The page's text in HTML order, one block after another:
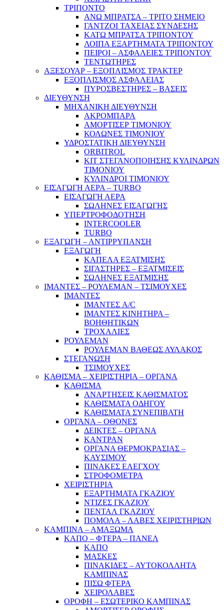
ΤΡΙΠΟΝΤΟ
ΑΝΩ ΜΠΡΑΤΣΑ – ΤΡΙΤΟ ΣΗΜΕΙΟ
ΓΑΝΤΖΟΙ ΤΑΧΕΙΑΣ ΣΥΝΔΕΣΗΣ
ΚΑΤΩ ΜΠΡΑΤΣΑ ΤΡΙΠΟΝΤΟΥ
ΛΟΙΠΑ ΕΞΑΡΤΗΜΑΤΑ ΤΡΙΠΟΝΤΟΥ
ΠΕΙΡΟΙ – ΑΣΦΑΛΕΙΕΣ ΤΡΙΠΟΝΤΟΥ
ΤΕΝΤΩΤΗΡΕΣ
ΑΞΕΣΟΥΑΡ – ΕΞΟΠΛΙΣΜΟΣ ΤΡΑΚΤΕΡ
ΕΞΟΠΛΙΣΜΟΣ ΑΣΦΑΛΕΙΑΣ
ΠΥΡΟΣΒΕΣΤΗΡΕΣ – ΒΑΣΕΙΣ
ΔΙΕΥΘΥΝΣΗ
ΜΗΧΑΝΙΚΗ ΔΙΕΥΘΥΝΣΗ
ΑΚΡΟΜΠΑΡΑ
ΑΜΟΡΤΙΣΕΡ ΤΙΜΟΝΙΟΥ
ΚΟΛΩΝΕΣ ΤΙΜΟΝΙΟΥ
ΥΔΡΟΣΤΑΤΙΚΗ ΔΙΕΥΘΥΝΣΗ
ORBITROL
ΚΙΤ ΣΤΕΓΑΝΟΠΟΙΗΣΗΣ ΚΥΛΙΝΔΡΩΝ
ΤΙΜΟΝΙΟΥ
ΚΥΛΙΝΔΡΟΙ ΤΙΜΟΝΙΟΥ
ΕΙΣΑΓΩΓΗ ΑΕΡΑ – TURBO
ΕΙΣΑΓΩΓΗ ΑΕΡΑ
ΣΩΛΗΝΕΣ ΕΙΣΑΓΩΓΗΣ
ΥΠΕΡΤΡΟΦΟΔΟΤΗΣΗ
INTERCOOLER
TURBO
ΕΞΑΓΩΓΗ – ΑΝΤΙΡΡΥΠΑΝΣΗ
ΕΞΑΓΩΓΗ
ΚΑΠΕΛΑ ΕΞΑΤΜΙΣΗΣ
ΣΙΓΑΣΤΗΡΕΣ – ΕΞΑΤΜΙΣΕΙΣ
ΣΩΛΗΝΕΣ ΕΞΑΤΜΙΣΗΣ
ΙΜΑΝΤΕΣ – ΡΟΥΛΕΜΑΝ – ΤΣΙΜΟΥΧΕΣ
ΙΜΑΝΤΕΣ
ΙΜΑΝΤΕΣ A/C
ΙΜΑΝΤΕΣ ΚΙΝΗΤΗΡΑ –
ΒΟΗΘΗΤΙΚΩΝ
ΤΡΟΧΑΛΙΕΣ
ΡΟΥΛΕΜΑΝ
ΡΟΥΛΕΜΑΝ ΒΑΘΕΩΣ ΑΥΛΑΚΟΣ
ΣΤΕΓΑΝΩΣΗ
ΤΣΙΜΟΥΧΕΣ
ΚΑΘΙΣΜΑ – ΧΕΙΡΙΣΤΗΡΙΑ – ΟΡΓΑΝΑ
ΚΑΘΙΣΜΑ
ΑΝΑΡΤΗΣΕΙΣ ΚΑΘΙΣΜΑΤΟΣ
ΚΑΘΙΣΜΑΤΑ ΟΔΗΓΟΥ
ΚΑΘΙΣΜΑΤΑ ΣΥΝΕΠΙΒΑΤΗ
ΟΡΓΑΝΑ – ΟΘΟΝΕΣ
ΔΕΙΚΤΕΣ – ΟΡΓΑΝΑ
ΚΑΝΤΡΑΝ
ΟΡΓΑΝΑ ΘΕΡΜΟΚΡΑΣΙΑΣ –
ΚΑΥΣΙΜΟΥ
ΠΙΝΑΚΕΣ ΕΛΕΓΧΟΥ
ΣΤΡΟΦΟΜΕΤΡΑ
ΧΕΙΡΙΣΤΗΡΙΑ
ΕΞΑΡΤΗΜΑΤΑ ΓΚΑΖΙΟΥ
ΝΤΙΖΕΣ ΓΚΑΖΙΟΥ
ΠΕΝΤΑΛ ΓΚΑΖΙΟΥ
ΠΟΜΟΛΑ – ΛΑΒΕΣ ΧΕΙΡΙΣΤΗΡΙΩΝ
ΚΑΜΠΙΝΑ – ΑΜΑΞΩΜΑ
ΚΑΠΟ – ΦΤΕΡΑ – ΠΑΝΕΛ
ΚΑΠΟ
ΜΑΣΚΕΣ
ΠΙΝΑΚΙΔΕΣ – ΑΥΤΟΚΟΛΛΗΤΑ
ΚΑΜΠΙΝΑΣ
ΠΙΣΩ ΦΤΕΡΑ
ΧΕΙΡΟΛΑΒΕΣ
ΟΡΟΦΗ – ΕΣΩΤΕΡΙΚΟ ΚΑΜΠΙΝΑΣ